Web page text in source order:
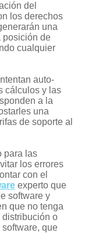
del
los derechos
una
posición de
cualquier
auto-
cálculos y las
a la
una
de soporte al
para las
los errores
con el
experto que
software y
que no tenga
distribución o
que